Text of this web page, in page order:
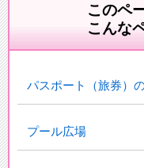
このペ
こんな
パスポート（旅券）
プール広場